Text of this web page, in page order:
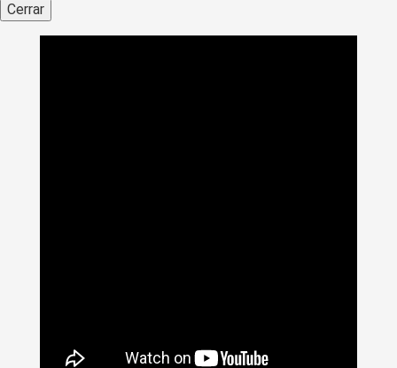
Cerrar